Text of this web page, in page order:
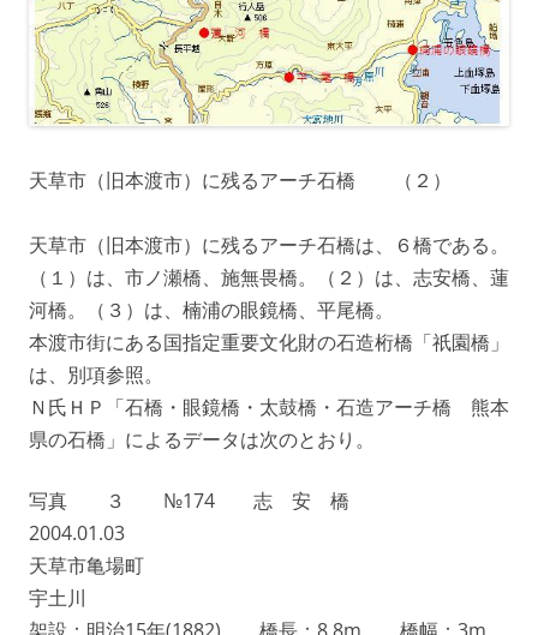
天草市（旧本渡市）に残るアーチ石橋 （２）
天草市（旧本渡市）に残るアーチ石橋は、６橋である。
（１）は、市ノ瀬橋、施無畏橋。（２）は、志安橋、蓮
河橋。（３）は、楠浦の眼鏡橋、平尾橋。
本渡市街にある国指定重要文化財の石造桁橋「祇園橋」
は、別項参照。
Ｎ氏ＨＰ「石橋・眼鏡橋・太鼓橋・石造アーチ橋 熊本
県の石橋」によるデータは次のとおり。
写真 ３ №174 志 安 橋
2004.01.03
天草市亀場町
宇土川